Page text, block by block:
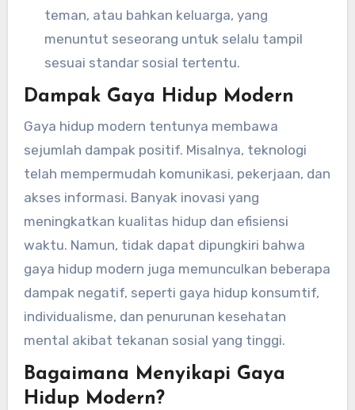
teman, atau bahkan keluarga, yang
menuntut seseorang untuk selalu tampil
sesuai standar sosial tertentu.
Dampak Gaya Hidup Modern
Gaya hidup modern tentunya membawa
sejumlah dampak positif. Misalnya, teknologi
telah mempermudah komunikasi, pekerjaan, dan
akses informasi. Banyak inovasi yang
meningkatkan kualitas hidup dan efisiensi
waktu. Namun, tidak dapat dipungkiri bahwa
gaya hidup modern juga memunculkan beberapa
dampak negatif, seperti gaya hidup konsumtif,
individualisme, dan penurunan kesehatan
mental akibat tekanan sosial yang tinggi.
Bagaimana Menyikapi Gaya
Hidup Modern?